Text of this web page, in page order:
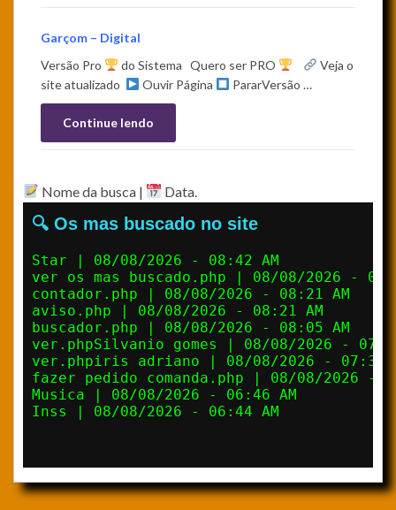
Garçom – Digital
Versão Pro
do Sistema Quero ser PRO
Veja o
site atualizado
Ouvir Página PararVersão …
Continue lendo
Nome da busca | Data.